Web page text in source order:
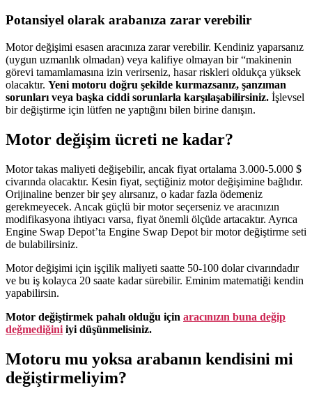
Potansiyel olarak arabanıza zarar verebilir
Motor değişimi esasen aracınıza zarar verebilir. Kendiniz yaparsanız
(uygun uzmanlık olmadan) veya kalifiye olmayan bir “makinenin
görevi tamamlamasına izin verirseniz, hasar riskleri oldukça yüksek
olacaktır. Yeni motoru doğru şekilde kurmazsanız, şanzıman
sorunları veya başka ciddi sorunlarla karşılaşabilirsiniz. İşlevsel
bir değiştirme için lütfen ne yaptığını bilen birine danışın.
Motor değişim ücreti ne kadar?
Motor takas maliyeti değişebilir, ancak fiyat ortalama 3.000-5.000 $
civarında olacaktır. Kesin fiyat, seçtiğiniz motor değişimine bağlıdır.
Orijinaline benzer bir şey alırsanız, o kadar fazla ödemeniz
gerekmeyecek. Ancak güçlü bir motor seçerseniz ve aracınızın
modifikasyona ihtiyacı varsa, fiyat önemli ölçüde artacaktır. Ayrıca
Engine Swap Depot’ta Engine Swap Depot bir motor değiştirme seti
de bulabilirsiniz.
Motor değişimi için işçilik maliyeti saatte 50-100 dolar civarındadır
ve bu iş kolayca 20 saate kadar sürebilir. Eminim matematiği kendin
yapabilirsin.
Motor değiştirmek pahalı olduğu için aracınızın buna değip
değmediğini iyi düşünmelisiniz.
Motoru mu yoksa arabanın kendisini mi
değiştirmeliyim?